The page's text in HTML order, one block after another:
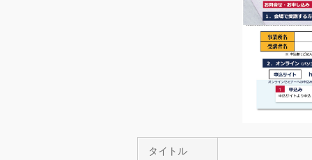
タイトル